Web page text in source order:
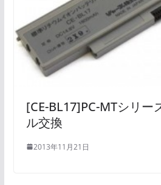
[CE-BL17]PC-MTシリー
ル交換
2013年11月21日